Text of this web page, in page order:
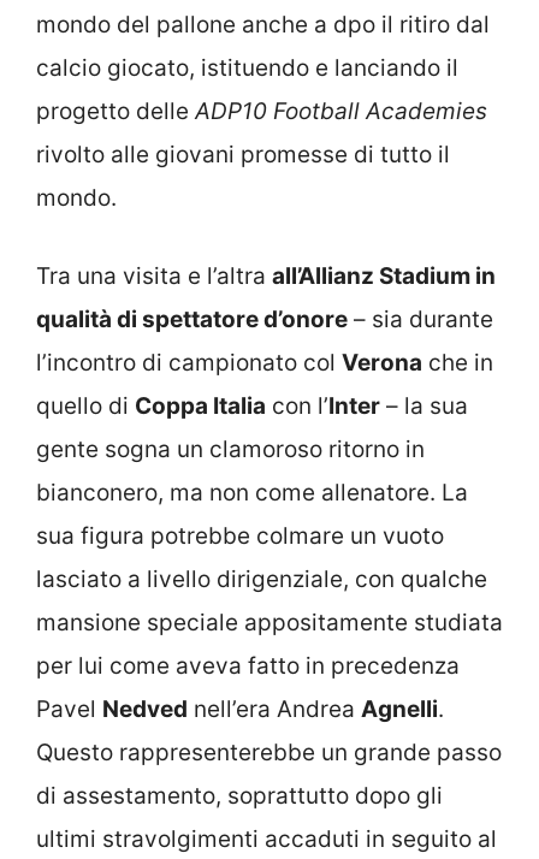
mondo del pallone anche a dpo il ritiro dal
calcio giocato, istituendo e lanciando il
progetto delleADP10 Football Academies
rivolto alle giovani promesse di tutto il
mondo.
Tra una visita e l’altra all’Allianz Stadium in
qualità di spettatore d’onore – sia durante
l’incontro di campionato col Verona che in
quello di Coppa Italia con l’Inter – la sua
gente sogna un clamoroso ritorno in
bianconero, ma non come allenatore. La
sua figura potrebbe colmare un vuoto
lasciato a livello dirigenziale, con qualche
mansione speciale appositamente studiata
per lui come aveva fatto in precedenza
Pavel Nedved nell’era Andrea Agnelli.
Questo rappresenterebbe un grande passo
di assestamento, soprattutto dopo gli
ultimi stravolgimenti accaduti in seguito al